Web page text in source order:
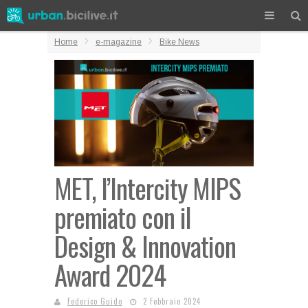
Home e-magazine Bike News
MET, l’Intercity MIPS
premiato con il
Design & Innovation
Award 2024
Federico Guido 2 Febbraio 2024